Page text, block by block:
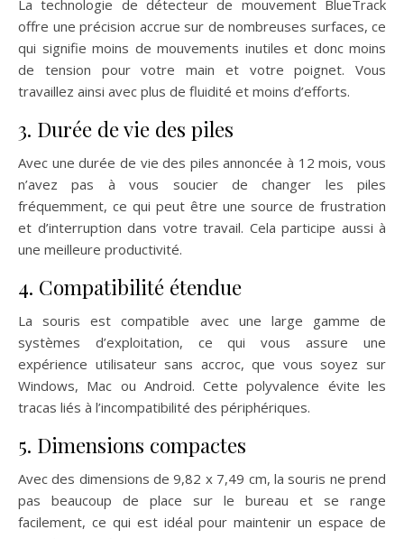
La technologie de détecteur de mouvement BlueTrack
offre une précision accrue sur de nombreuses surfaces, ce
qui signifie moins de mouvements inutiles et donc moins
de tension pour votre main et votre poignet. Vous
travaillez ainsi avec plus de fluidité et moins d’efforts.
3. Durée de vie des piles
Avec une durée de vie des piles annoncée à 12 mois, vous
n’avez pas à vous soucier de changer les piles
fréquemment, ce qui peut être une source de frustration
et d’interruption dans votre travail. Cela participe aussi à
une meilleure productivité.
4. Compatibilité étendue
La souris est compatible avec une large gamme de
systèmes d’exploitation, ce qui vous assure une
expérience utilisateur sans accroc, que vous soyez sur
Windows, Mac ou Android. Cette polyvalence évite les
tracas liés à l’incompatibilité des périphériques.
5. Dimensions compactes
Avec des dimensions de 9,82 x 7,49 cm, la souris ne prend
pas beaucoup de place sur le bureau et se range
facilement, ce qui est idéal pour maintenir un espace de